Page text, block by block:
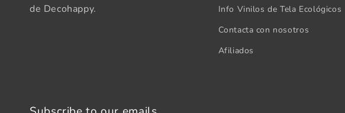
de Decohappy.
Info Vinilos de Tela Ecológicos
Contacta con nosotros
Afiliados